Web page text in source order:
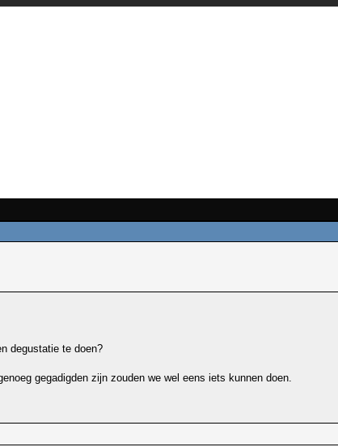
degustatie te doen?
gegadigden zijn zouden we wel eens iets kunnen doen.